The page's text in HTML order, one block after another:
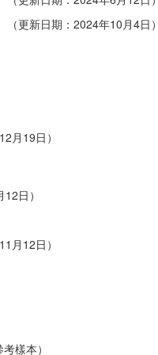
（更新日期：2024年10月4日
月19日）
日）
月12日）
樣本）